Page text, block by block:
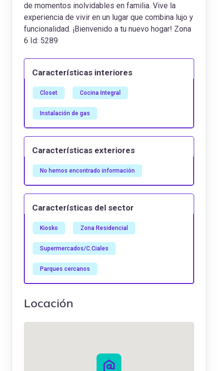
de momentos inolvidables en familia. Vive la
experiencia de vivir en un lugar que combina lujo y
funcionalidad. ¡Bienvenido a tu nuevo hogar! Zona
6 Id: 5289
Características interiores
Closet Cocina Integral
Instalación de gas
Características exteriores
No hemos encontrado información
Características del sector
Kiosko Zona Residencial
Supermercados/C.Ciales
Parques cercanos
Locación